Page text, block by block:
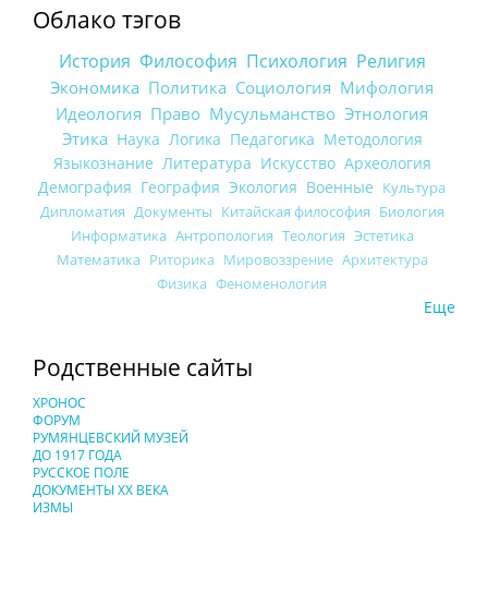
Облако тэгов
История Философия Психология Религия
Экономика Политика Социология Мифология
Идеология Право Мусульманство Этнология
Этика Наука Логика Педагогика Методология
Языкознание Литература Искусство Археология
Демография География Экология Военные Культура
Дипломатия Документы Китайская философия Биология
Информатика Антропология Теология Эстетика
Математика Риторика Мировоззрение Архитектура
Физика Феноменология
Еще
Родственные сайты
ХРОНОС
ФОРУМ
РУМЯНЦЕВСКИЙ МУЗЕЙ
ДО 1917 ГОДА
РУССКОЕ ПОЛЕ
ДОКУМЕНТЫ XX ВЕКА
ИЗМЫ